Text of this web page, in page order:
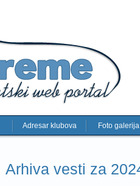
Adresar klubova Foto galerija
Arhiva vesti za